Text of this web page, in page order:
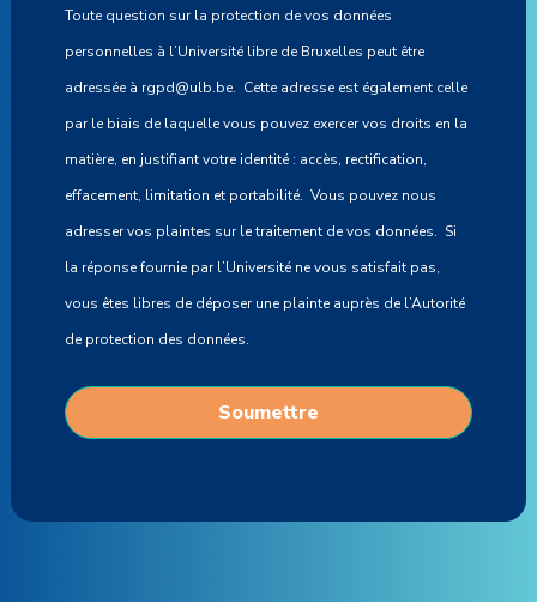
Toute question sur la protection de vos données
personnelles à l’Université libre de Bruxelles peut être
adressée à rgpd@ulb.be. Cette adresse est également celle
par le biais de laquelle vous pouvez exercer vos droits en la
matière, en justifiant votre identité : accès, rectification,
effacement, limitation et portabilité. Vous pouvez nous
adresser vos plaintes sur le traitement de vos données. Si
la réponse fournie par l’Université ne vous satisfait pas,
vous êtes libres de déposer une plainte auprès de l’Autorité
de protection des données.